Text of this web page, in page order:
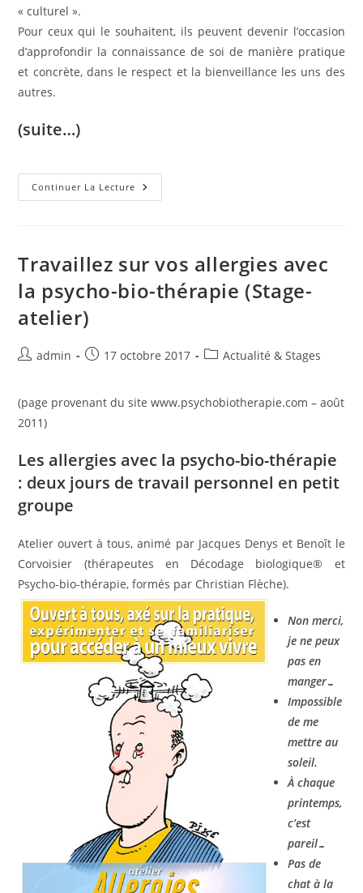
« culturel ».
Pour ceux qui le souhaitent, ils peuvent devenir l’occasion
d’approfondir la connaissance de soi de manière pratique
et concrète, dans le respect et la bienveillance les uns des
autres.
(suite…)
Continuer La Lecture FORMATION
:
Biologique »
Sur
Travaillez sur vos allergies avec
la psycho-bio-thérapie (Stage-
atelier)
Auteur/autrice
publication :
admin
Publication
17 octobre 2017
PostActualité & Stages
(page provenant du site www.psychobiotherapie.com – août
2011)
Les allergies avec la psycho-bio-thérapie
: deux jours de travail personnel en petit
groupe
Atelier ouvert à tous, animé par Jacques Denys et Benoît le
Corvoisier (thérapeutes en Décodage biologique® et
Psycho-bio-thérapie, formés par Christian Flèche).
Non merci,
je ne peux
pas en
manger…
Impossible
de me
mettre au
soleil.
À chaque
printemps,
c’est
pareil…
Pas de
chat à la